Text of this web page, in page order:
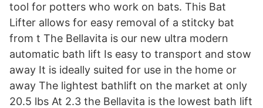
tool for potters who work on bats. This Bat
Lifter allows for easy removal of a stitcky bat
from t The Bellavita is our new ultra modern
automatic bath lift Is easy to transport and stow
away It is ideally suited for use in the home or
away The lightest bathlift on the market at only
20.5 lbs At 2.3 the Bellavita is the lowest bath lift